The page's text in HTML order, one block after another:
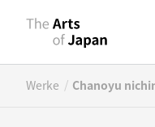
Werke / Chanoyu